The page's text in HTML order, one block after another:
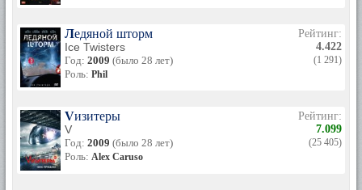
Ледяной шторм
Ice Twisters
Год: 2009 (было 28 лет)
Роль: Phil
Рейтинг:
4.422
(1 291)
Vизитеры
V
Год: 2009 (было 28 лет)
Роль: Alex Caruso
Рейтинг:
7.099
(25 405)